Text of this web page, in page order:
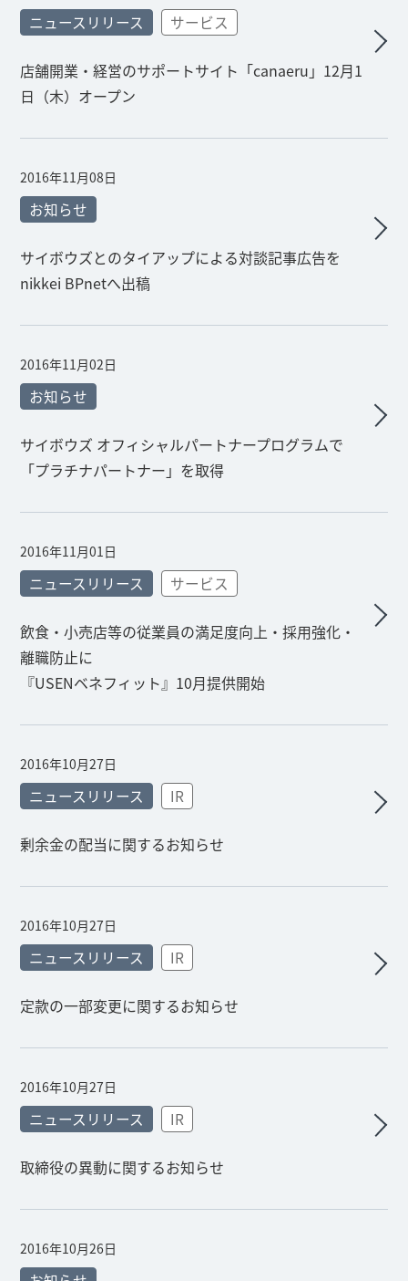
ニュースリリース サービス
店舗開業・経営のサポートサイト「canaeru」12月1
日（木）オープン
2016年11月08日
お知らせ
サイボウズとのタイアップによる対談記事広告を
nikkei BPnetへ出稿
2016年11月02日
お知らせ
サイボウズ オフィシャルパートナープログラムで
「プラチナパートナー」を取得
2016年11月01日
ニュースリリース サービス
飲食・小売店等の従業員の満足度向上・採用強化・
離職防止に
『USENベネフィット』10月提供開始
2016年10月27日
ニュースリリース IR
剰余金の配当に関するお知らせ
2016年10月27日
ニュースリリース IR
定款の一部変更に関するお知らせ
2016年10月27日
ニュースリリース IR
取締役の異動に関するお知らせ
2016年10月26日